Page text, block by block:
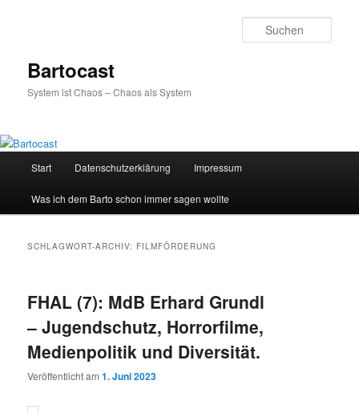
Bartocast
System ist Chaos – Chaos als System
Start Datenschutzerklärung Impressum
Was ich dem Barto schon immer sagen wollte
SCHLAGWORT-ARCHIV: FILMFÖRDERUNG
FHAL (7): MdB Erhard Grundl
– Jugendschutz, Horrorfilme,
Medienpolitik und Diversität.
Veröffentlicht am1. Juni 2023